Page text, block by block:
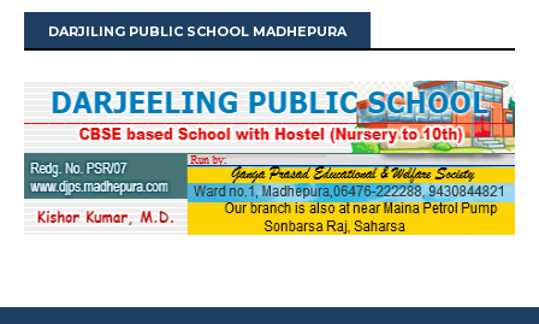
DARJILING PUBLIC SCHOOL MADHEPURA